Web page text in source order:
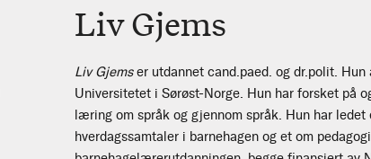
Liv Gjems
Liv Gjemser utdannet cand.paed. og dr.polit. Hun
Universitetet i Sørøst-Norge. Hun har forsket på
læring om språk og gjennom språk. Hun har
hverdagssamtaler i barnehagen og et om